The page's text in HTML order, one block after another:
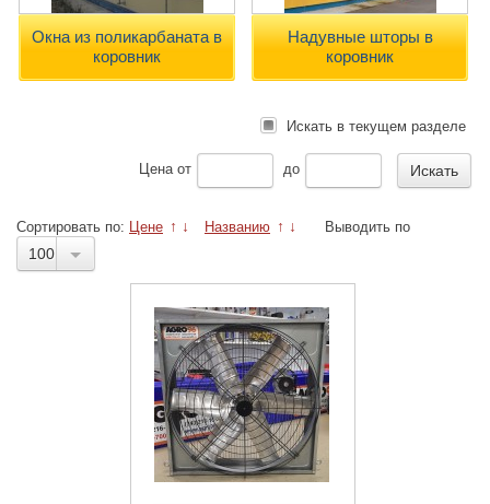
Окна из поликарбаната в
коровник
Надувные шторы в
коровник
Искать в текущем разделе
Ценаот до
Сортировать по: Цене ↑ ↓ Названию ↑ ↓ Выводить по
100